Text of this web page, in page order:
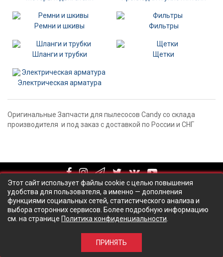
Ремни и шкивы Фильтры
Шланги и трубки Щетки
Электрическая арматура
Оригинальные Запчасти для пылесосов Candy со склада
производителя и под заказ с доставкой по России и СНГ
Этот сайт использует файлы cookie с целью повышения
удобства для пользователя, а именно — дополнения
функциями социальных сетей, статистического анализа и
выбора сторонних сервисов. Более подробную информацию
см. на странице Политика конфиденциальности
ПРИНЯТЬ